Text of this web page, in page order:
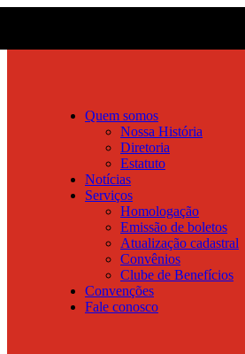
Quem somos
Nossa História
Diretoria
Estatuto
Notícias
Serviços
Homologação
Emissão de boletos
Atualização cadastral
Convênios
Clube de Benefícios
Convenções
Fale conosco